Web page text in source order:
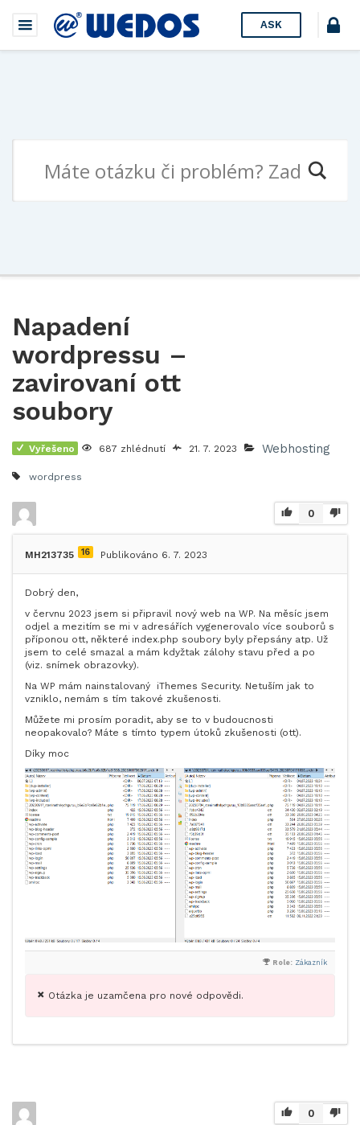
ASK
Napadení
wordpressu –
zavirovaní ott
soubory
Vyřešeno 687 zhlédnutí 21. 7. 2023 Webhosting
wordpress
0
MH213735 16 Publikováno 6. 7. 2023
Dobrý den,
v červnu 2023 jsem si připravil nový web na WP. Na měsíc jsem
odjel a mezitím se mi v adresářích vygenerovalo více souborů s
příponou ott, některé index.php soubory byly přepsány atp. Už
jsem to celé smazal a mám kdyžtak zálohy stavu před a po
(viz. snímek obrazovky).
Na WP mám nainstalovaný iThemes Security. Netuším jak to
vzniklo, nemám s tím takové zkušenosti.
Můžete mi prosím poradit, aby se to v budoucnosti
neopakovalo? Máte s tímto typem útoků zkušenosti (ott).
Díky moc
Role: Zákazník
Otázka je uzamčena pro nové odpovědi.
0